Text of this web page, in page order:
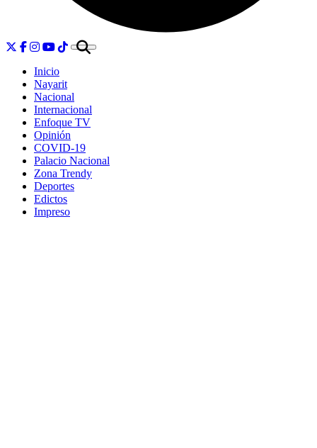
Inicio
Nayarit
Nacional
Internacional
Enfoque TV
Opinión
COVID-19
Palacio Nacional
Zona Trendy
Deportes
Edictos
Impreso